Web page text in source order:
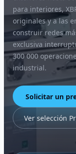
para interiores,
originales y a las
construir redes
exclusiva
300 000
industrial.
Solicitar un
Ver selección